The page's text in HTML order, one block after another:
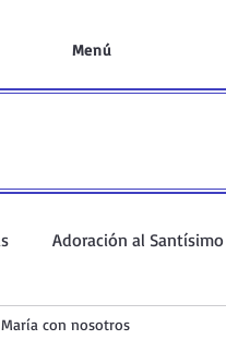
Menú
Adoración al Santísimo
El Evangelio en
María con nosotros